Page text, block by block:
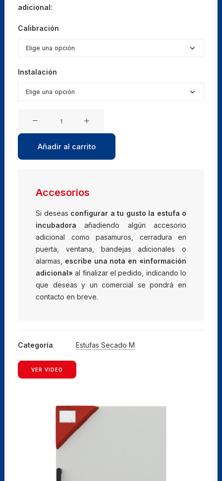
adicional:
Calibración
Instalación
secado
aire
múltiples
programas
cantidad
Añadir al carrito
Accesorios
Si deseas configurar a tu gusto la estufa o
incubadora añadiendo algún accesorio
adicional como pasamuros, cerradura en
puerta, ventana, bandejas adicionales o
alarmas, escribe una nota en «información
adicional» al finalizar el pedido, indicando lo
que deseas y un comercial se pondrá en
contacto en breve.
Categoría Estufas Secado M
VER VIDEO